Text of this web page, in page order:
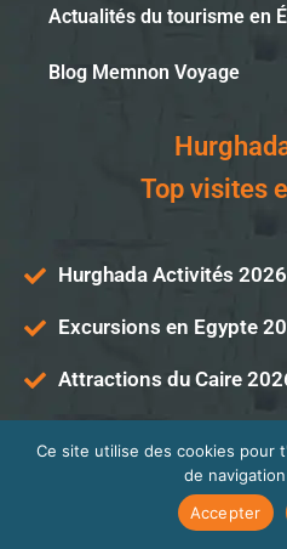
Actualités du tourisme en
Blog Memnon Voyage
Top visites
Hurghada Activités 2026
Excursions en Egypte
Attractions du Caire
Excursion au Caire
Imprimer–Politique
Ce site utilise des cookies pour
de
Accepter